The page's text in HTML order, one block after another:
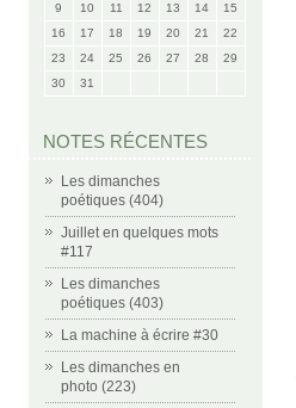
9
10 11 12 13 14
15
16
17 18 19 20 21
22
23
24 25 26 27 28
29
30
31
NOTES RÉCENTES
Les dimanches
poétiques (404)
Juillet en quelques mots
#117
Les dimanches
poétiques (403)
La machine à écrire #30
Les dimanches en
photo (223)